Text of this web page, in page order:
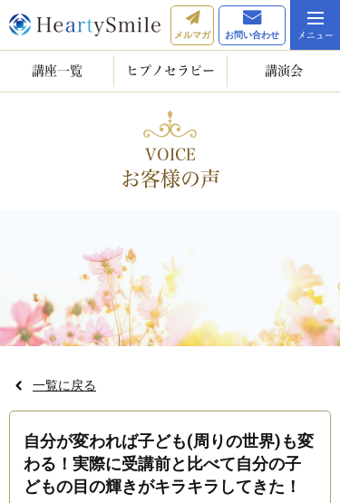
メルマガ お問い合わせ
講座一覧 ヒプノセラピー 講演会
VOICE
お客様の声
一覧に戻る
自分が変われば子ども(周りの世界)も変
わる！実際に受講前と比べて自分の子
どもの目の輝きがキラキラしてきた！